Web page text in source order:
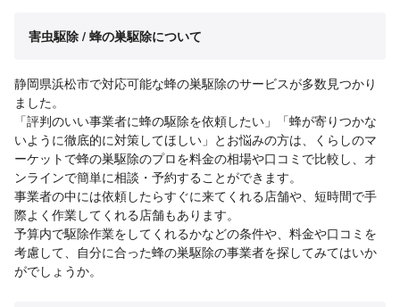
害虫駆除 / 蜂の巣駆除について
静岡県浜松市で対応可能な蜂の巣駆除のサービスが多数見つかり
ました。
「評判のいい事業者に蜂の駆除を依頼したい」「蜂が寄りつかな
いように徹底的に対策してほしい」とお悩みの方は、くらしのマ
ーケットで蜂の巣駆除のプロを料金の相場や口コミで比較し、オ
ンラインで簡単に相談・予約することができます。
事業者の中には依頼したらすぐに来てくれる店舗や、短時間で手
際よく作業してくれる店舗もあります。
予算内で駆除作業をしてくれるかなどの条件や、料金や口コミを
考慮して、自分に合った蜂の巣駆除の事業者を探してみてはいか
がでしょうか。